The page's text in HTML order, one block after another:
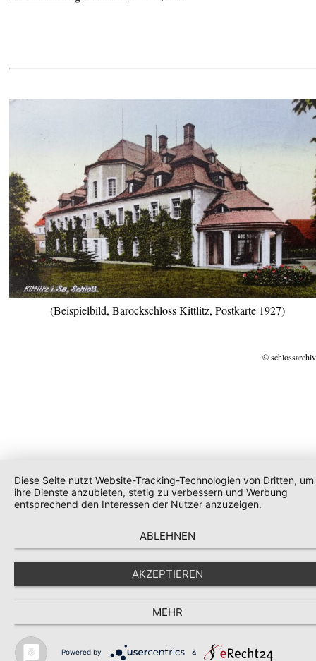
(Beispielbild, Barockschloss Kittlitz, Postkarte 1927)
©
Diese Seite nutzt Website-Tracking-Technologien von Dritten, um
ihre Dienste anzubieten, stetig zu verbessern und Werbung
entsprechend den Interessen der Nutzer anzuzeigen.
ABLEHNEN
AKZEPTIEREN
MEHR
Powered by &